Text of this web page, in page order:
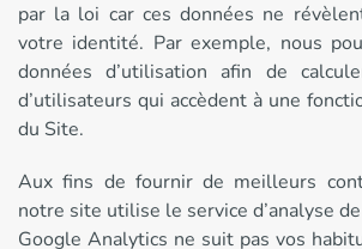
par la loi car ces données ne
votre identité. Par exemple, nous
données d’utilisation afin de
d’utilisateurs qui accèdent à une
du Site.
Aux fins de fournir de meilleurs
notre site utilise le service d’analyse
Google Analytics ne suit pas vos